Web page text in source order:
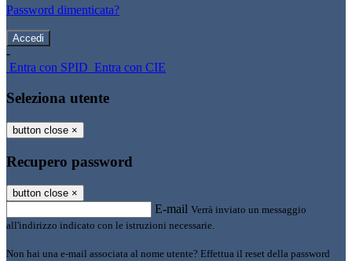
Password dimenticata?
-
Entra con SPID Entra con CIE
Seleziona utente
button close ×
Recupero password
button close ×
E-mail Verrà inviato un messaggio
all'indirizzo indicato con le istruzioni necessarie.
Non hai una e-mail associata al nome utente? Effettua il reset della password